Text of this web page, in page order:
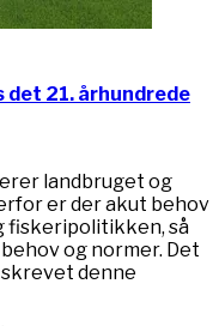
det 21. århundrede
landbruget og
er der akut behov
fiskeripolitikken, så
og normer. Det
skrevet denne